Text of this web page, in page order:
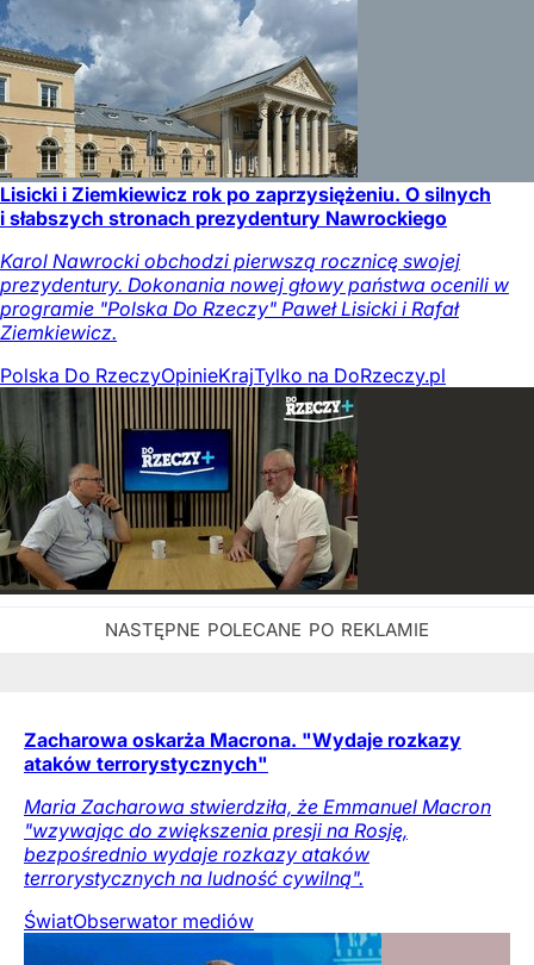
Lisicki i Ziemkiewicz rok po zaprzysiężeniu. O silnych
i słabszych stronach prezydentury Nawrockiego
Karol Nawrocki obchodzi pierwszą rocznicę swojej
prezydentury. Dokonania nowej głowy państwa ocenili w
programie "Polska Do Rzeczy" Paweł Lisicki i Rafał
Ziemkiewicz.
Polska Do RzeczyOpinieKrajTylko na DoRzeczy.pl
Zacharowa oskarża Macrona. "Wydaje rozkazy
ataków terrorystycznych"
Maria Zacharowa stwierdziła, że Emmanuel Macron
"wzywając do zwiększenia presji na Rosję,
bezpośrednio wydaje rozkazy ataków
terrorystycznych na ludność cywilną".
ŚwiatObserwator mediów